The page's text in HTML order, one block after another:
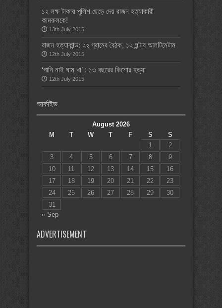
১২ লক্ষ টাকায় পুলিশ ছেড়ে দেয় রাজন হত্যাকারী
কামরুলকে!
13th July 2015
রাজন হত্যাকান্ড: ২২ গ্রামের বৈঠক, ১২ ঘন্টার আলটিমেটাম
12th July 2015
‘পানি নাই ঘাম খা’ : ১৩ বছরের কিশোর হত্যা
12th July 2015
আর্কাইভ
August 2026
M
T W T F S
S
1
2
3
4 5 6 7 8
9
10
11 12 13 14 15
16
17
18 19 20 21 22
23
24
25 26 27 28 29
30
31
« Sep
ADVERTISEMENT